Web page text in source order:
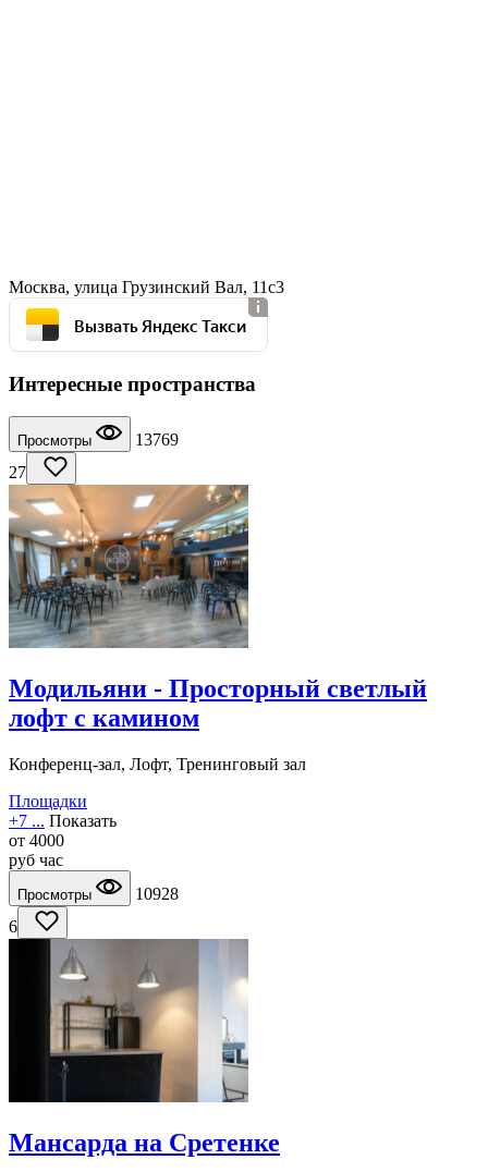
Москва, улица Грузинский Вал, 11с3
Вызвать Яндекс Такси
Интересные пространства
Просмотры
13769
27
Модильяни - Просторный светлый
лофт с камином
Конференц-зал, Лофт, Тренинговый зал
Площадки
+7 ... Показать
от 4000
руб час
Просмотры
10928
6
Мансарда на Сретенке